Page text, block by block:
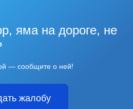
яма на дороге, не
— сообщите о ней!
жалобу